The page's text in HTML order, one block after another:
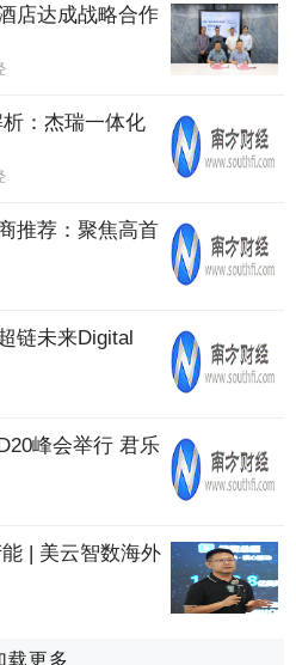
店达成战略合作
：杰瑞一体化
推荐：聚焦高首
链未来Digital
峰会举行 君乐
| 美云智数海外
载更多